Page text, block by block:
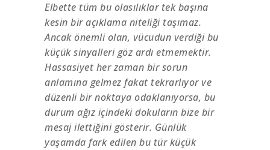
Elbette tüm bu olasılıklar tek başına
kesin bir açıklama niteliği taşımaz.
Ancak önemli olan, vücudun verdiği bu
küçük sinyalleri göz ardı etmemektir.
Hassasiyet her zaman bir sorun
anlamına gelmez fakat tekrarlıyor ve
düzenli bir noktaya odaklanıyorsa, bu
durum ağız içindeki dokuların bize bir
mesaj ilettiğini gösterir. Günlük
yaşamda fark edilen bu tür küçük